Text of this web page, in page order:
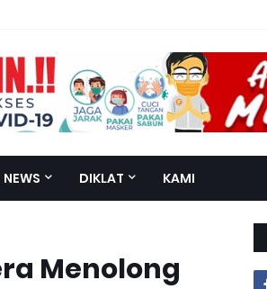
NEWS DIKLAT KAMI
Menolong